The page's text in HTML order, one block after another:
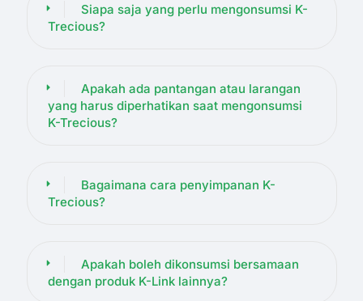
Siapa saja yang perlu mengonsumsi K-
Trecious?
Apakah ada pantangan atau larangan
yang harus diperhatikan saat mengonsumsi
K-Trecious?
Bagaimana cara penyimpanan K-
Trecious?
Apakah boleh dikonsumsi bersamaan
dengan produk K-Link lainnya?